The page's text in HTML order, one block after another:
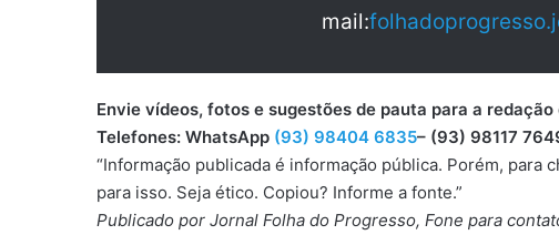
mail:
Envie vídeos, fotos e sugestões de pauta para a redação
Telefones: WhatsApp (93) 98404 6835– (93) 98117
“Informação publicada é informação pública. Porém, para
para isso. Seja ético. Copiou? Informe a fonte.”
Publicado por Jornal Folha do Progresso, Fone para